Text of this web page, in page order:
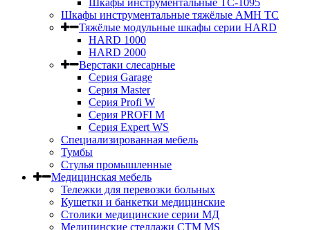
Шкафы инструментальные TC-1095
Шкафы инструментальные тяжёлые AMH TC
Тяжёлые модульные шкафы серии HARD
HARD 1000
HARD 2000
Верстаки слесарные
Серия Garage
Серия Master
Серия Profi W
Серия PROFI M
Серия Expert WS
Специализированная мебель
Тумбы
Стулья промышленные
Медицинская мебель
Тележки для перевозки больных
Кушетки и банкетки медицинские
Столики медицинские серии МД
Медицинские стеллажи СТМ MS